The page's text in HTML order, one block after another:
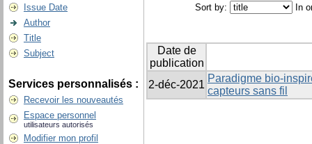
Issue Date
Author
Title
Subject
Services personnalisés :
Recevoir les nouveautés
Espace personnel
utilisateurs autorisés
Modifier mon profil
Sort by: In
Date de
publication
2-déc-2021
Paradigme bio-
capteurs sans fil